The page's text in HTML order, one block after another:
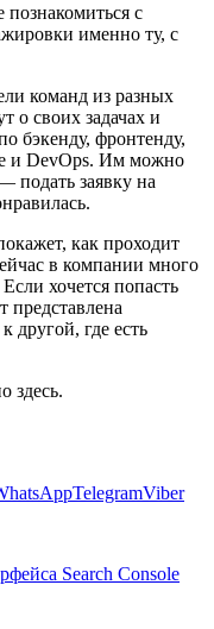
с
именно ту, с
команд из разных
о своих задачах и
бэкенду, фронтенду,
и DevOps. Им можно
подать заявку на
как проходит
в компании много
хочется попасть
представлена
другой, где есть
здесь.
TelegramViber
Search Console